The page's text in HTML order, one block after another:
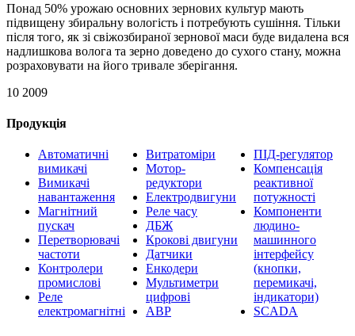
Понад 50% урожаю основних зернових культур мають
підвищену збиральну вологість і потребують сушіння. Тільки
після того, як зі свіжозбираної зернової маси буде видалена вся
надлишкова волога та зерно доведено до сухого стану, можна
розраховувати на його тривале зберігання.
10 2009
Продукція
Автоматичні
вимикачі
Вимикачі
навантаження
Магнітний
пускач
Перетворювачі
частоти
Контролери
промислові
Реле
електромагнітні
Витратоміри
Мотор-
редуктори
Електродвигуни
Реле часу
ДБЖ
Крокові двигуни
Датчики
Енкодери
Мультиметри
цифрові
АВР
ПІД-регулятор
Компенсація
реактивної
потужності
Компоненти
людино-
машинного
інтерфейсу
(кнопки,
перемикачі,
індикатори)
SCADA